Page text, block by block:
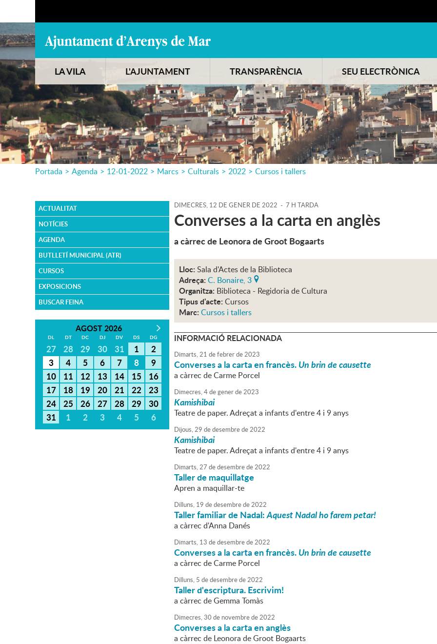
LA VILA L'AJUNTAMENT TRANSPARÈNCIA SEU ELECTRÒNICA
Portada > Agenda > 12-01-2022 > Marcs > Culturals > 2022 > Cursos i tallers
ACTUALITAT
NOTÍCIES
AGENDA
BUTLLETÍ MUNICIPAL (ATR)
CURSOS
EXPOSICIONS
BUSCAR FEINA
AGOST 2026
DL DT DC DJ DV DS DG
27 28 29 30 31 1
2
3
4 5 6 7 8
9
10
11 12 13 14 15
16
17
18 19 20 21 22
23
24
25 26 27 28 29
30
31
1 2 3 4 5 6
DIMECRES, 12 DE GENER DE 2022 - 7 H TARDA
Converses a la carta en anglès
a càrrec de Leonora de Groot Bogaarts
Lloc: Sala d'Actes de la Biblioteca
Adreça: C. Bonaire, 3
Organitza: Biblioteca - Regidoria de Cultura
Tipus d'acte: Cursos
Marc: Cursos i tallers
INFORMACIÓ RELACIONADA
Dimarts,21 defebrerde2023
Converses a la carta en francès.Un brin de causette
a càrrec de Carme Porcel
Dimecres,4degenerde2023
Kamishibai
Teatre de paper. Adreçat a infants d'entre 4 i 9 anys
Dijous,29 dedesembrede2022
Kamishibai
Teatre de paper. Adreçat a infants d'entre 4 i 9 anys
Dimarts,27 dedesembrede2022
Taller de maquillatge
Apren a maquillar-te
Dilluns, 19 dedesembrede2022
Taller familiar de Nadal:Aquest Nadal ho farem petar!
a càrrec d'Anna Danés
Dimarts, 13 dedesembrede2022
Converses a la carta en francès.Un brin de causette
a càrrec de Carme Porcel
Dilluns, 5 dedesembrede2022
Taller d'escriptura. Escrivim!
a càrrec de Gemma Tomàs
Dimecres,30 de novembrede2022
Converses a la carta en anglès
a càrrec de Leonora de Groot Bogaarts